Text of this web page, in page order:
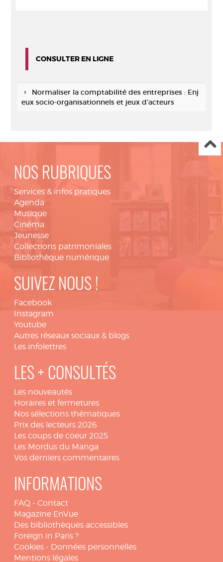
CONSULTER EN LIGNE
Normaliser la comptabilité des entreprises : Enj
eux socio-organisationnels et jeux d'acteurs
NOS RUBRIQUES
Services & infos pratiques
Agenda
Musique
Cinéma
Jeunesse
Collections patrimoniales
Bibliothèque numérique
SUIVEZ NOUS !
Facebook
Instagram
Youtube
Autres réseaux sociaux & blogs
Les infolettres
LES + CONSULTÉS
Les nouveautés
Horaires et fermetures
Nos sélections thématiques
Prix des lecteurs 2026
Les coups de coeur 2025
Les Mordus du Manga
Vos derniers commentaires
INFORMATIONS
FAQ - Contact
Magazine EnVue
Des bibliothèques accessibles
Foreign in Paris ?
Cookies - Données personnelles
Mentions légales